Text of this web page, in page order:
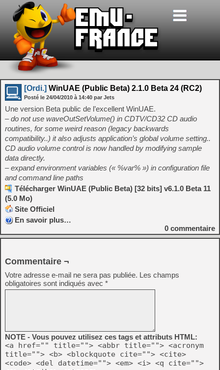
[Ordi.] WinUAE (Public Beta) 2.1.0 Beta 24 (RC2)
Posté le 24/04/2010 à 14:40 par Jets
Une version Beta public de l’excellent WinUAE.
– do not use waveOutSetVolume() in CDTV/CD32 CD audio
routines, for some weird reason (legacy backwards
compatibility..) it also adjusts application’s global volume setting..
CD audio volume control is now handled by modifying sample
data directly.
– expand environment variables (« %var% ») in configuration file
and command line paths
Télécharger WinUAE (Public Beta) [32 bits] v6.1.0 Beta 11
(5.0 Mo)
Site Officiel
En savoir plus…
0 commentaire
Commentaire ¬
Votre adresse e-mail ne sera pas publiée. Les champs
obligatoires sont indiqués avec *
NOTE - Vous pouvez utilisez ces tags et attributs HTML:
<a href="" title=""> <abbr title=""> <acronym
title=""> <b> <blockquote cite=""> <cite>
<code> <del datetime=""> <em> <i> <q cite="">